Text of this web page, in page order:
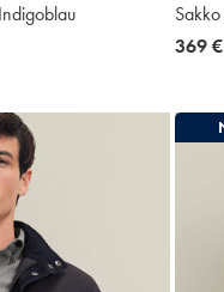
now
369 €